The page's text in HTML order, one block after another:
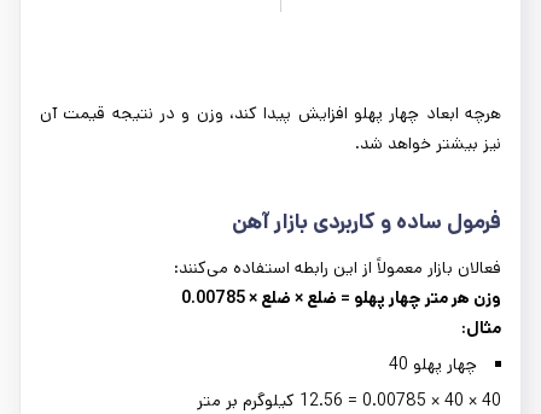
هرچه ابعاد چهار پهلو افزایش پیدا کند، وزن و در نتیجه قیمت آن
نیز بیشتر خواهد شد.
فرمول ساده و کاربردی بازار آهن
فعالان بازار معمولاً از این رابطه استفاده می‌کنند:
وزن هر متر چهار پهلو = ضلع × ضلع × 0.00785
مثال:
چهار پهلو 40
40 × 40 × 0.00785 = 12.56 کیلوگرم بر متر